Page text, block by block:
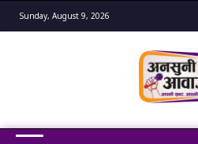
Skip
to
Sunday, August 9, 2026